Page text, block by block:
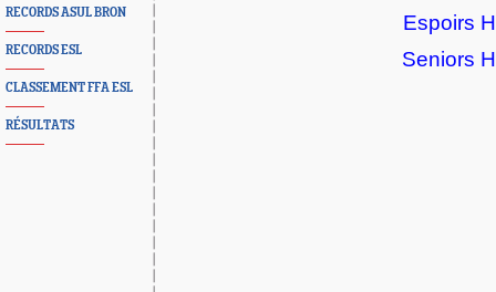
RECORDS ASUL BRON
RECORDS ESL
CLASSEMENT FFA ESL
RÉSULTATS
Espoirs H
Seniors H